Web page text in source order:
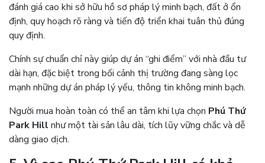
đánh giá cao khi sở hữu hồ sơ pháp lý minh bạch, đất ở ổn
định, quy hoạch rõ ràng và tiến độ triển khai tuân thủ đúng
quy định.
Chính sự chuẩn chỉ này giúp dự án “ghi điểm” với nhà đầu tư
dài hạn, đặc biệt trong bối cảnh thị trường đang sàng lọc
mạnh những dự án pháp lý yếu, thông tin không minh bạch.
Người mua hoàn toàn có thể an tâm khi lựa chọn Phú Thứ
Park Hill như một tài sản lâu dài, tích lũy vững chắc và dễ
dàng giao dịch.